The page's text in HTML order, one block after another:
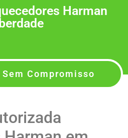
Harman
Compromisso